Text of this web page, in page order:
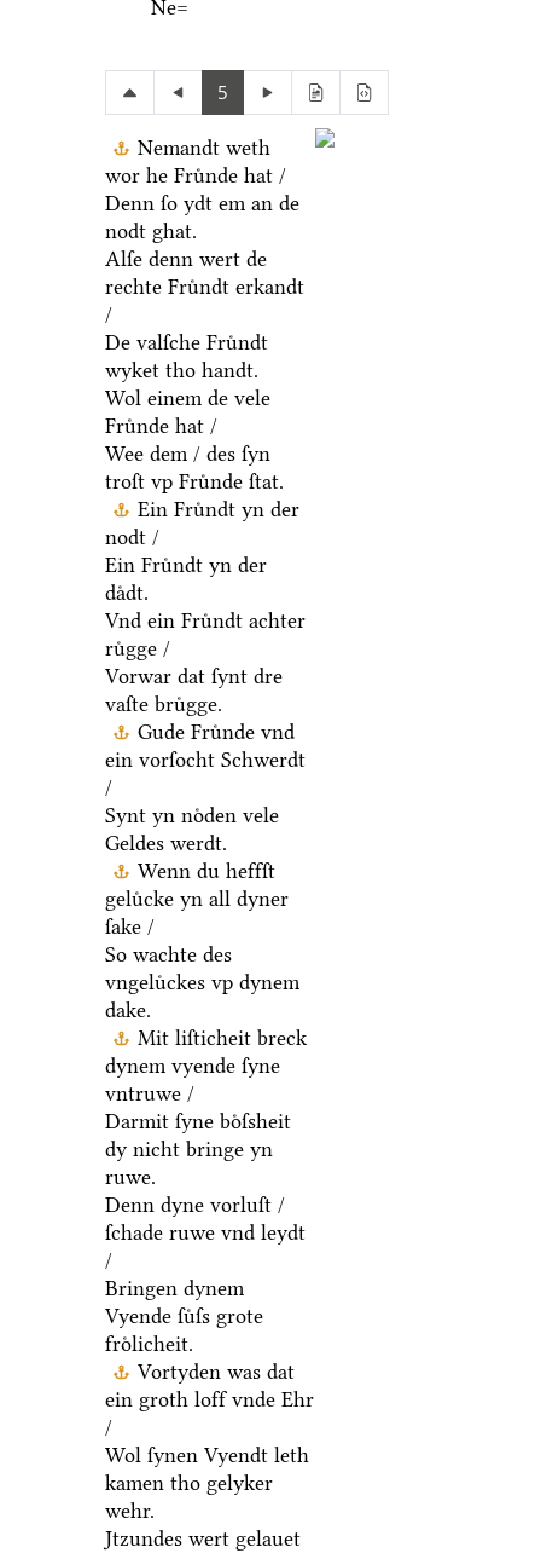
Ne=
5
Nemandt weth
wor he Fruͤnde hat /
Denn ſo ydt em an de
nodt ghat.
Alſe denn wert de
rechte Fruͤndt erkandt
/
De valſche Fruͤndt
wyket tho handt.
Wol einem de vele
Fruͤnde hat /
Wee dem / des ſyn
troſt vp Fruͤnde ſtat.
Ein Fruͤndt yn der
nodt /
Ein Fruͤndt yn der
daͤdt.
Vnd ein Fruͤndt achter
ruͤgge /
Vorwar dat ſynt dre
vaſte bruͤgge.
Gude Fruͤnde vnd
ein vorſocht Schwerdt
/
Synt yn noͤden vele
Geldes werdt.
Wenn du heffſt
geluͤcke yn all dyner
ſake /
So wachte des
vngeluͤckes vp dynem
dake.
Mit liſticheit breck
dynem vyende ſyne
vntruwe /
Darmit ſyne boͤſsheit
dy nicht bringe yn
ruwe.
Denn dyne vorluſt /
ſchade ruwe vnd leydt
/
Bringen dynem
Vyende ſuͤſs grote
froͤlicheit.
Vortyden was dat
ein groth loff vnde Ehr
/
Wol ſynen Vyendt leth
kamen tho gelyker
wehr.
Jtzundes wert gelauet